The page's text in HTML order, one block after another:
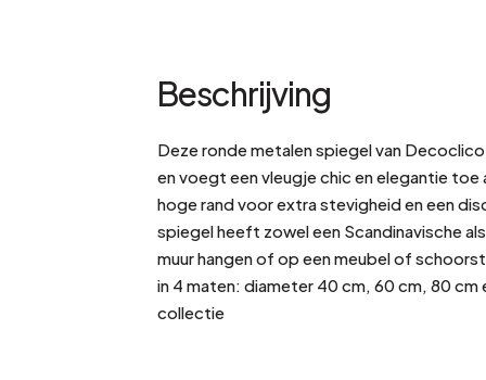
Beschrijving
Deze ronde metalen spiegel van
en voegt een vleugje chic en elegantie toe
hoge rand voor extra stevigheid en een
spiegel heeft zowel een Scandinavische
muur hangen of op een meubel of
in 4 maten: diameter 40 cm, 60 cm, 80 cm
collectie